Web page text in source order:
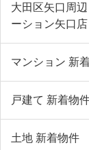
大田区矢口周
ーション矢口店
マンション 新
戸建て 新着物
土地 新着物件